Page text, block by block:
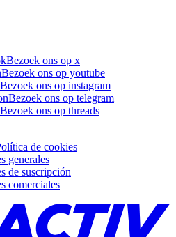
Bezoek ons op x
Bezoek ons op youtube
Bezoek ons op instagram
Bezoek ons op telegram
Bezoek ons op threads
de cookies
generales
de suscripción
comerciales